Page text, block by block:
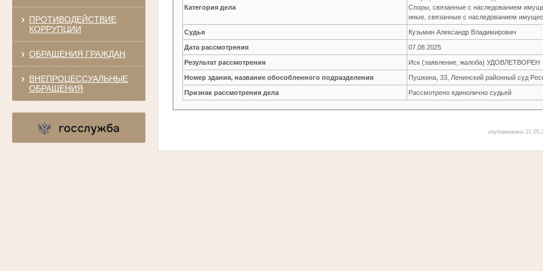
ПРОТИВОДЕЙСТВИЕ
КОРРУПЦИИ
ОБРАЩЕНИЯ ГРАЖДАН
ВНЕПРОЦЕССУАЛЬНЫЕ
ОБРАЩЕНИЯ
Категория дела
Споры, связанные с наследованием
иные, связанные с наследованием
Судья Кузьмин Александр Владимирович
Дата рассмотрения 07.08.2025
Результат рассмотрения Иск (заявление, жалоба) УДОВЛЕТВОРЕН
Номер здания, название обособленного подразделения Пушкина, 33, Ленинский районный суд
Признак рассмотрения дела Рассмотрено единолично судьей
опубликовано